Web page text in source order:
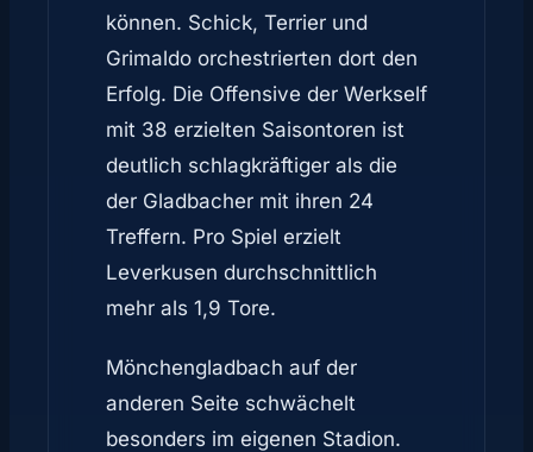
können. Schick, Terrier und
Grimaldo orchestrierten dort den
Erfolg. Die Offensive der Werkself
mit 38 erzielten Saisontoren ist
deutlich schlagkräftiger als die
der Gladbacher mit ihren 24
Treffern. Pro Spiel erzielt
Leverkusen durchschnittlich
mehr als 1,9 Tore.
Mönchengladbach auf der
anderen Seite schwächelt
besonders im eigenen Stadion.